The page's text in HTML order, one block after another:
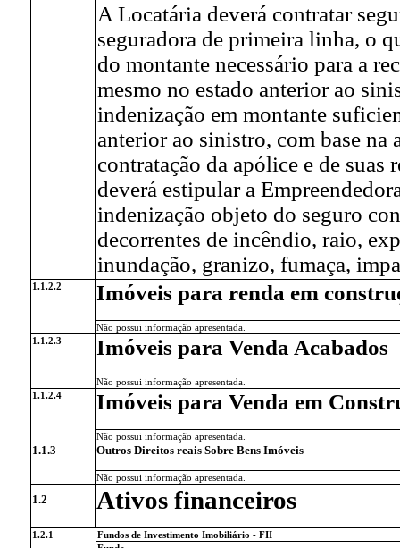
A Locatária deverá contratar
seguradora de primeira linha, o
do montante necessário para a
mesmo no estado anterior ao
indenização em montante
anterior ao sinistro, com base na
contratação da apólice e de
deverá estipular a
indenização objeto do seguro
decorrentes de incêndio, raio,
inundação, granizo, fumaça,
1.1.2.2 Imóveis para renda em
Não possui informação apresentada.
1.1.2.3
Imóveis para Venda Acabados
Não possui informação apresentada.
1.1.2.4
Imóveis para Venda em
Não possui informação apresentada.
1.1.3 Outros Direitos reais Sobre Bens Imóveis
Não possui informação apresentada.
1.2 Ativos financeiros
1.2.1
Fundos de Investimento Imobiliário - FII